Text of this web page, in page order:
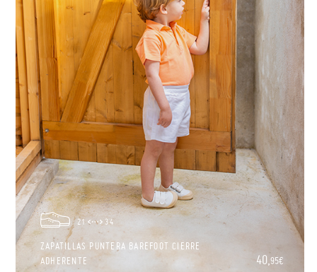
21 34
ZAPATILLAS PUNTERA BAREFOOT CIERRE
ADHERENTE
40, 95€